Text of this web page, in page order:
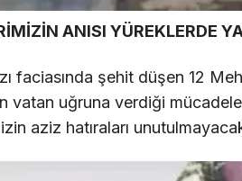
ANISI YÜREKLERDE
faciasında şehit düşen 12
vatan uğruna verdiği
aziz hatıraları